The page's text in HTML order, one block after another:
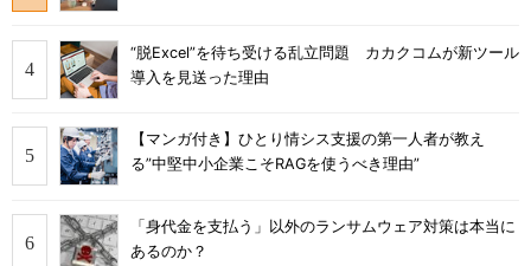
“脱Excel”を待ち受ける乱立問題 カカクコムが新ツール
導入を見送った理由
【マンガ付き】ひとり情シス支援の第一人者が教え
る”中堅中小企業こそRAGを使うべき理由”
「身代金を支払う」以外のランサムウェア対策は本当に
あるのか？